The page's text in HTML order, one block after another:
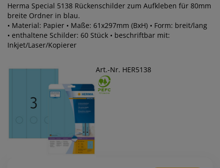
Herma Special 5138 Rückenschilder zum Aufkleben für 80mm
breite Ordner in blau.
• Material: Papier • Maße: 61x297mm (BxH) • Form: breit/lang
• enthaltene Schilder: 60 Stück • beschriftbar mit:
Inkjet/Laser/Kopierer
Art.-Nr. HER5138